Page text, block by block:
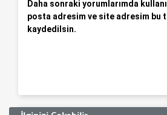
Daha sonraki yorumlarımda
posta adresim ve site adresim bu
kaydedilsin.